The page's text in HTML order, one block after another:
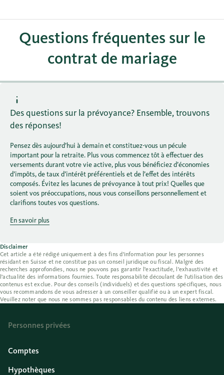
Questions fréquentes sur le
contrat de mariage
Des questions sur la prévoyance? Ensemble, trouvons
des réponses!
Pensez dès aujourd’hui à demain et constituez-vous un pécule
important pour la retraite. Plus vous commencez tôt à effectuer des
versements durant votre vie active, plus vous bénéficiez d’économies
d’impôts, de taux d’intérêt préférentiels et de l’effet des intérêts
composés. Évitez les lacunes de prévoyance à tout prix! Quelles que
soient vos préoccupations, nous vous conseillons personnellement et
clarifions toutes vos questions.
En savoir plus
Disclaimer
Cet article a été rédigé uniquement à des fins d'information pour les personnes
résidant en Suisse et ne constitue pas un conseil juridique ou fiscal. Malgré des
recherches approfondies, nous ne pouvons pas garantir l'exactitude, l'exhaustivité et
l'actualité des informations fournies. Toute responsabilité découlant de l'utilisation des
contenus est exclue. Pour des conseils (individuels) et des questions spécifiques, nous
vous recommandons de vous adresser à un conseiller qualifié ou à un expert fiscal.
Veuillez noter que nous ne sommes pas responsables du contenu des liens externes.
Personnes privées
Comptes
Hypothèques